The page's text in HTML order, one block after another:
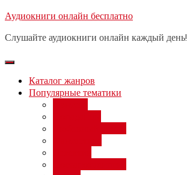
Перейти
содержимому
Аудиокниги онлайн бесплатно
Слушайте аудиокниги онлайн каждый день!
Каталог жанров
Популярные тематики
Бесплатный вебинар: заработок
день